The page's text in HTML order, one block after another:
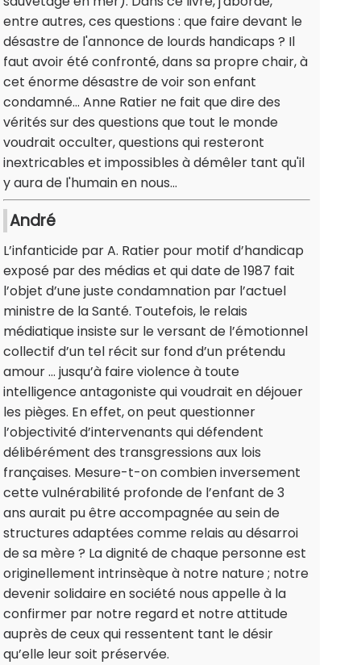
entre autres, ces questions : que faire devant le
désastre de l'annonce de lourds handicaps ? Il
faut avoir été confronté, dans sa propre chair, à
cet énorme désastre de voir son enfant
condamné... Anne Ratier ne fait que dire des
vérités sur des questions que tout le monde
voudrait occulter, questions qui resteront
inextricables et impossibles à démêler tant qu'il
y aura de l'humain en nous...
André
L’infanticide par A. Ratier pour motif d’handicap
exposé par des médias et qui date de 1987 fait
l’objet d’une juste condamnation par l’actuel
ministre de la Santé. Toutefois, le relais
médiatique insiste sur le versant de l’émotionnel
collectif d’un tel récit sur fond d’un prétendu
amour … jusqu’à faire violence à toute
intelligence antagoniste qui voudrait en déjouer
les pièges. En effet, on peut questionner
l’objectivité d’intervenants qui défendent
délibérément des transgressions aux lois
françaises. Mesure-t-on combien inversement
cette vulnérabilité profonde de l’enfant de 3
ans aurait pu être accompagnée au sein de
structures adaptées comme relais au désarroi
de sa mère ? La dignité de chaque personne est
originellement intrinsèque à notre nature ; notre
devenir solidaire en société nous appelle à la
confirmer par notre regard et notre attitude
auprès de ceux qui ressentent tant le désir
qu’elle leur soit préservée.